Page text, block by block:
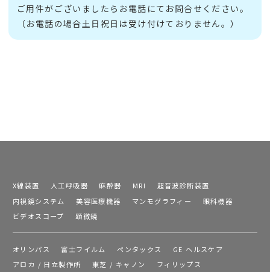
ご用件がございましたらお電話にてお問合せください。
（お電話の場合土日祝日は受け付けておりません。）
X線装置 人工呼吸器 麻酔器 MRI
超音波診断装置
内視鏡システム
美容医療機器 マンモグラフィー
眼科機器
ビデオスコープ
顕微鏡
オリンパス 富士フイルム ペンタックス
GE ヘルスケア
アロカ / 日立製作所
東芝 / キャノン
フィリップス